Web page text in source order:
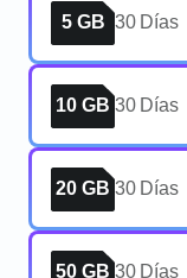
5 GB 30 Días
10 GB 30 Días
20 GB 30 Días
50 GB 30 Días